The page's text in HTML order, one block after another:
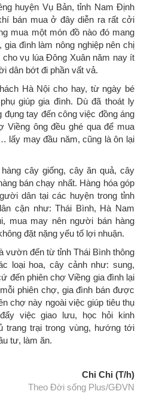
huyện Vụ Bản, tỉnh Nam Định
bán mua ở đây diễn ra rất cởi
mua một món đồ nào đó mang
đình làm nông nghiệp nên chị
vụ lúa Đông Xuân năm nay ít
dân bớt đi phần vất vả.
Hà Nội cho hay, từ ngày bé
giúp gia đình. Dù đã thoát ly
đụng tay đến công việc đồng áng
Viềng ông đều ghé qua để mua
lấy may đầu năm, cũng là ôn lại
cây giống, cây ăn quả, cây
bán chạy nhất. Hàng hóa góp
dân tại các huyện trong tỉnh
cận như: Thái Bình, Hà Nam
mua may nên người bán hàng
đặt nặng yếu tố lợi nhuận.
vườn đến từ tỉnh Thái Bình thông
loại hoa, cây cảnh như: sung,
đến phiên chợ Viềng gia đình lại
phiên chợ, gia đình bán được
chợ này ngoài việc giúp tiêu thụ
việc giao lưu, học hỏi kinh
trang trại trong vùng, hướng tới
tư, làm ăn.
Chi Chi (T/h)
Theo Đời sống Plus/GĐVN